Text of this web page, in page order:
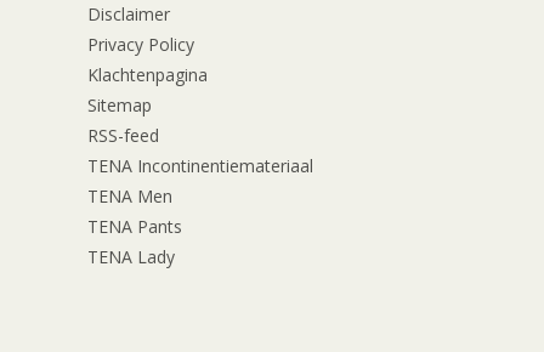
Disclaimer
Privacy Policy
Klachtenpagina
Sitemap
RSS-feed
TENA Incontinentiemateriaal
TENA Men
TENA Pants
TENA Lady